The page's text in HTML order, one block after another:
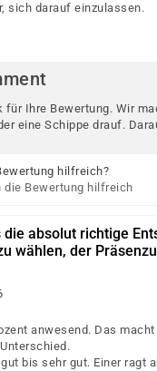
sich darauf einzulassen.
für Ihre Bewertung. Wir
eine Schippe drauf.
hilfreich?
die Bewertung hilfreich
die absolut richtige
wählen, der
anwesend. Das
bis sehr gut. Einer ragt